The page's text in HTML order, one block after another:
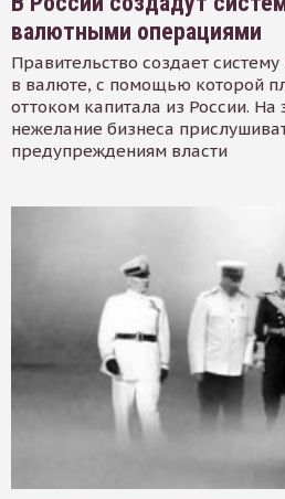
валютными операциями
Правительство создает
в валюте, с помощью которой
оттоком капитала из России. На
нежелание бизнеса
предупреждениям власти